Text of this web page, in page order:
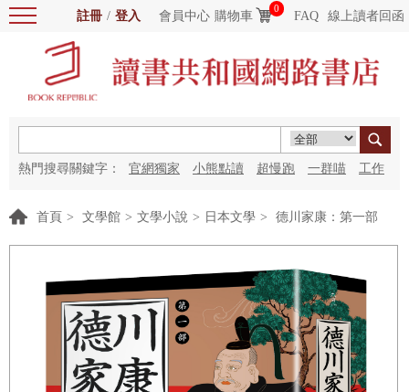
註冊 / 登入 會員中心 購物車
0
FAQ 線上讀者回函
熱門搜尋關鍵字： 官網獨家 小熊點讀 超慢跑 一群喵 工作
首頁 > 文學館 > 文學小說 > 日本文學 > 德川家康：第一部